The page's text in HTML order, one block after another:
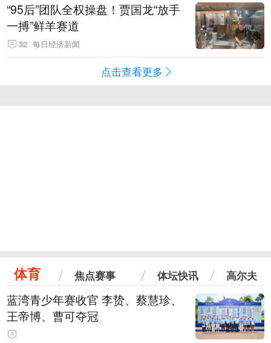
“95后”团队全权操盘！贾国龙“放手
一搏”鲜羊赛道
32 每日经济新闻
点击查看更多
体育 焦点赛事 体坛快讯 高尔夫
蓝湾青少年赛收官 李贽、蔡慧珍、
王帝博、曹可夺冠